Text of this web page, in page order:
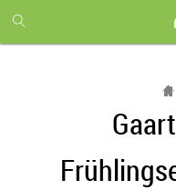
month
free